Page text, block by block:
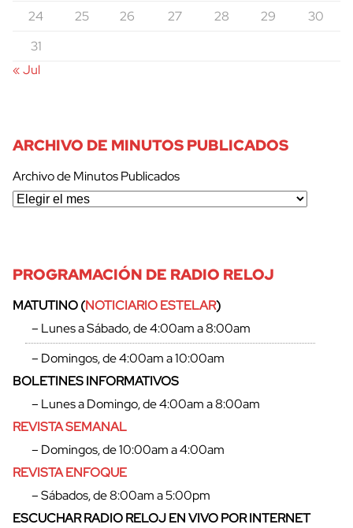
cerrar
24 25 26 27 28 29
30
31
« Jul
ARCHIVO DE MINUTOS PUBLICADOS
Archivo de Minutos Publicados
PROGRAMACIÓN DE RADIO RELOJ
MATUTINO (NOTICIARIO ESTELAR)
– Lunes a Sábado, de 4:00am a 8:00am
– Domingos, de 4:00am a 10:00am
BOLETINES INFORMATIVOS
– Lunes a Domingo, de 4:00am a 8:00am
REVISTA SEMANAL
– Domingos, de 10:00am a 4:00am
REVISTA ENFOQUE
– Sábados, de 8:00am a 5:00pm
ESCUCHAR RADIO RELOJ EN VIVO POR INTERNET